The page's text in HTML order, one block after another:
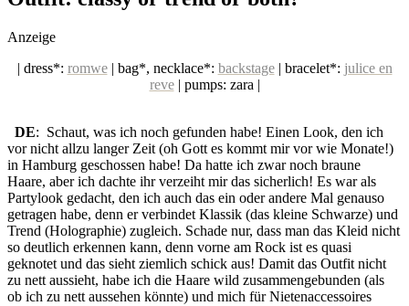
social topics
Anzeige
| dress*: romwe| bag*, necklace*: backstage| bracelet*: julice en
reve| pumps: zara |
DE: Schaut, was ich noch gefunden habe! Einen Look, den ich
vor nicht allzu langer Zeit (oh Gott es kommt mir vor wie Monate!)
in Hamburg geschossen habe! Da hatte ich zwar noch braune
Haare, aber ich dachte ihr verzeiht mir das sicherlich! Es war als
Partylook gedacht, den ich auch das ein oder andere Mal genauso
getragen habe, denn er verbindet Klassik (das kleine Schwarze) und
Trend (Holographie) zugleich. Schade nur, dass man das Kleid nicht
so deutlich erkennen kann, denn vorne am Rock ist es quasi
geknotet und das sieht ziemlich schick aus! Damit das Outfit nicht
zu nett aussieht, habe ich die Haare wild zusammengebunden (als
ob ich zu nett aussehen könnte) und mich für Nietenaccessoires